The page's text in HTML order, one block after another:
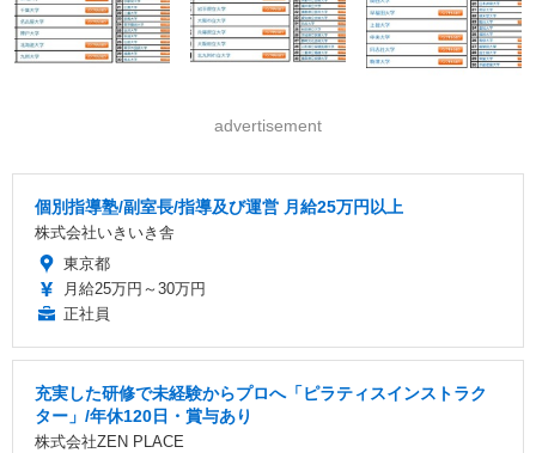
advertisement
個別指導塾/副室長/指導及び運営 月給25万円以上
株式会社いきいき舎
東京都
月給25万円～30万円
正社員
充実した研修で未経験からプロへ「ピラティスインストラク
ター」/年休120日・賞与あり
株式会社ZEN PLACE